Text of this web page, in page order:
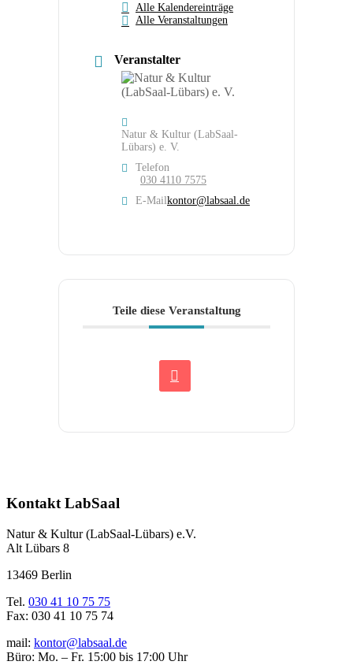
Alle Kalendereinträge
Alle Veranstaltungen
Veranstalter
Natur & Kultur (LabSaal-
Lübars) e. V.
Telefon
030 4110 7575
E-Mailkontor@labsaal.de
Teile diese Veranstaltung
Kontakt LabSaal
Natur & Kultur (LabSaal-Lübars) e.V.
Alt Lübars 8
13469 Berlin
Tel. 030 41 10 75 75
Fax: 030 41 10 75 74
mail: kontor@labsaal.de
Büro: Mo. – Fr. 15:00 bis 17:00 Uhr